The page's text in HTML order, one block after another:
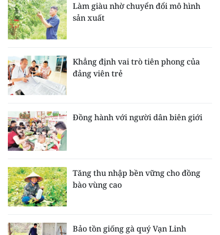
Làm giàu nhờ chuyển đổi mô hình
sản xuất
Khẳng định vai trò tiên phong của
đảng viên trẻ
Đồng hành với người dân biên giới
Tăng thu nhập bền vững cho đồng
bào vùng cao
Bảo tồn giống gà quý Vạn Linh